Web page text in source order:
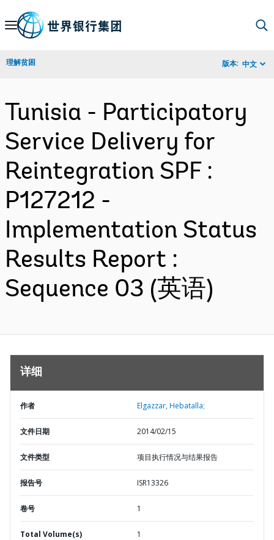
Skip
Navigation
理解贫困 版本: 中文
Tunisia - Participatory
Service Delivery for
Reintegration SPF :
P127212 -
Implementation Status
Results Report :
Sequence 03 (英语)
详细
作者 Elgazzar, Hebatalla;
文件日期 2014/02/15
文件类型 项目执行情况与结果报告
报告号 ISR13326
卷号 1
Total Volume(s) 1